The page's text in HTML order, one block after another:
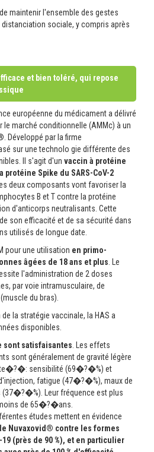
maintenir l'ensemble des gestes
distanciation sociale, y compris après
et bien toléré, qui repose
européenne du médicament a délivré
marché conditionnelle (AMMc) à un
Développé par la firme
sur une technolo gie différente des
Il s'agit d'un vaccin à protéine
Spike du SARS-CoV-2
deux composants vont favoriser la
B et T contre la protéine
d'anticorps neutralisants. Cette
son efficacité et de sa sécurité dans
utilisés de longue date.
pour une utilisation en primo-
âgées de 18 ans et plus . Le
l'administration de 2 doses
par voie intramusculaire, de
du bras).
la stratégie vaccinale, la HAS a
disponibles.
sont satisfaisantes . Les effets
sont généralement de gravité légère
sensibilité (69�?�%) et
fatigue (47�?�%), maux de
Leur fréquence est plus
de 65�?�ans.
études mettent en évidence
Nuvaxovid® contre les formes
(près de 90 %), et en particulier